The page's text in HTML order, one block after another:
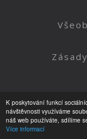
K poskytování funkcí
návštěvnosti využíváme
náš web používáte, sdílíme
Více informací